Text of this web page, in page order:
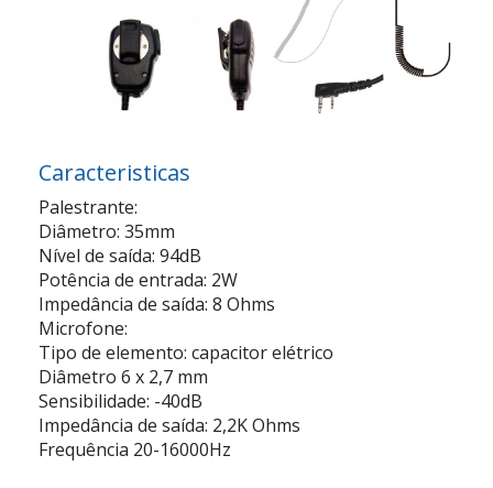
Caracteristicas
Palestrante:
Diâmetro: 35mm
Nível de saída: 94dB
Potência de entrada: 2W
Impedância de saída: 8 Ohms
Microfone:
Tipo de elemento: capacitor elétrico
Diâmetro 6 x 2,7 mm
Sensibilidade: -40dB
Impedância de saída: 2,2K Ohms
Frequência 20-16000Hz